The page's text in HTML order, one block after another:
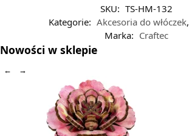
SKU: TS-HM-132
Kategorie: Akcesoria do włóczek,
Marka: Craftec
Nowości w sklepie
← →